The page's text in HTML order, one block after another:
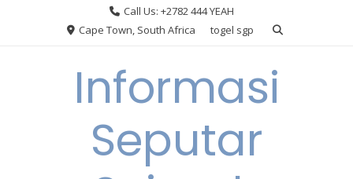
Call Us: +2782 444 YEAH
Cape Town, South Africa
togel sgp
Informasi
Seputar